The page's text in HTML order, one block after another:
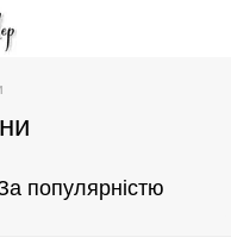
популярністю